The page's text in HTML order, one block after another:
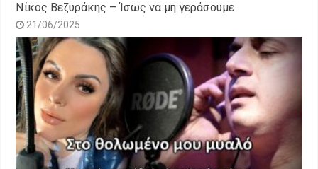
Νίκος Βεζυράκης – Ίσως να μη γεράσουμε
21/06/2025